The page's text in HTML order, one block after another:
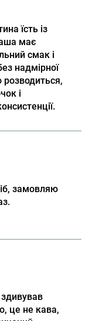
їсть із
має
смак і
надмірної
розводиться,
і
замовляю
це не кава,